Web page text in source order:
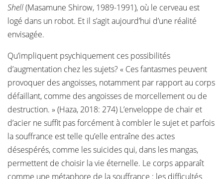
Shell(Masamune Shirow, 1989-1991), où le cerveau est
logé dans un robot. Et il s’agit aujourd’hui d’une réalité
envisagée.
Qu’impliquent psychiquement ces possibilités
d’augmentation chez les sujets? « Ces fantasmes peuvent
provoquer des angoisses, notamment par rapport au corps
défaillant, comme des angoisses de morcellement ou de
destruction. » (Haza, 2018: 274) L’enveloppe de chair et
d’acier ne suffit pas forcément à combler le sujet et parfois
la souffrance est telle qu’elle entraîne des actes
désespérés, comme les suicides qui, dans les mangas,
permettent de choisir la vie éternelle. Le corps apparaît
comme une métaphore de la souffrance : les difficultés